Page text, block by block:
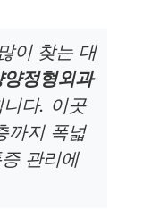
이 찾는 대
양정형외과
다. 이곳
까지 폭넓
관리에